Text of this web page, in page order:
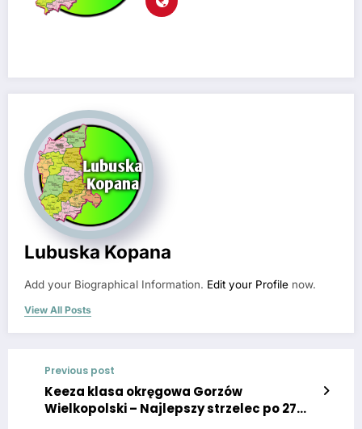
Lubuska Kopana
Add your Biographical Information. Edit your Profile now.
View All Posts
Previous post
Keeza klasa okręgowa Gorzów
Wielkopolski – Najlepszy strzelec po 27